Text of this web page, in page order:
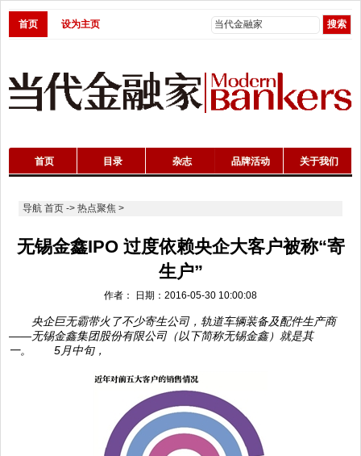
首页 设为主页
首页 目录 杂志 品牌活动 关于我们
导航 首页-> 热点聚焦>
无锡金鑫IPO 过度依赖央企大客户被称“寄
生户”
作者： 日期：2016-05-30 10:00:08
央企巨无霸带火了不少寄生公司，轨道车辆装备及配件生产商
——无锡金鑫集团股份有限公司（以下简称无锡金鑫）就是其
一。 5月中旬，